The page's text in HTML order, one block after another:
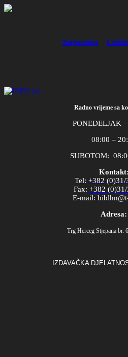
Ћирилица
Radno vrijeme sa
PONEDELJAK
08:00 –
SUBOTOM:
Kontakt:
Tel: +382 (0)31/
Fax: +382
E-mail: biblhn@t
Adresa:
Trg Herceg Stjepana br.
IZDAVAČKA